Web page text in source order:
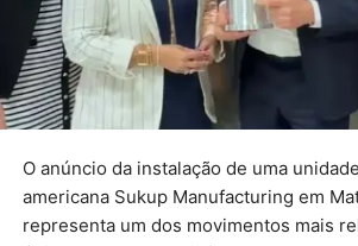
5
não foram cumpridos até o
O monitoramento das promessas dos
por jornalistas dog1de todo o Brasil
equipes de checagem seguem uma
governantes. Veja os critérios. Quando
termina, em dezembro, o levantamento
O anúncio da instalação de uma
americana Sukup Manufacturing em
representa um dos movimentos mais